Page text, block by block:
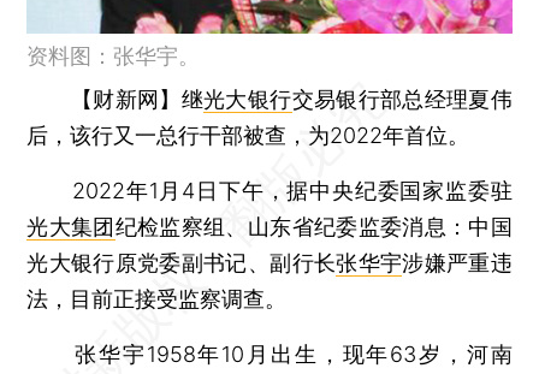
资料图：张华宇。
【财新网】 继光大银行交易银行部总经理夏伟
后，该行又一总行干部被查，为2022年首位。
2022年1月4日下午，据中央纪委国家监委驻
光大集团纪检监察组、山东省纪委监委消息：中国
光大银行原党委副书记、副行长张华宇涉嫌严重违
法，目前正接受监察调查。
张华宇1958年10月出生，现年63岁，河南